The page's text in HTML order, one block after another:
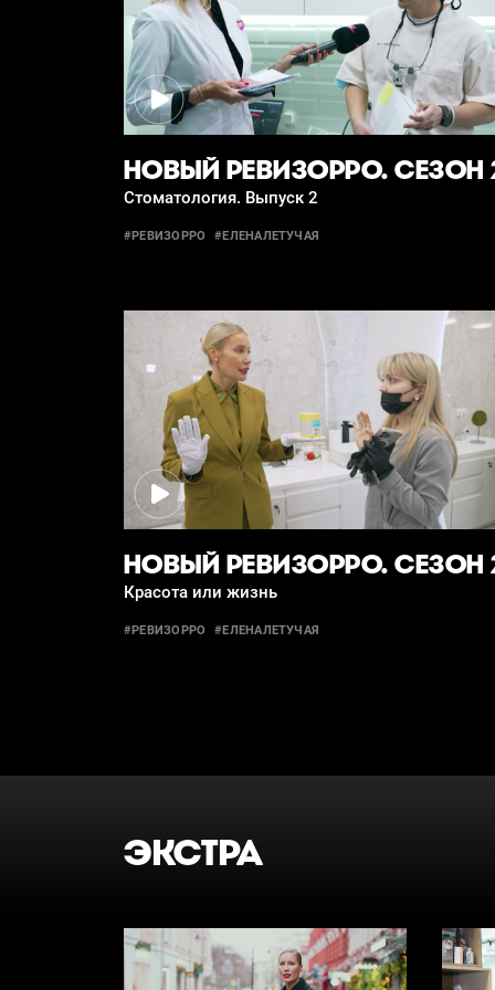
НОВЫЙ РЕВИЗОРРО. СЕЗОН
Стоматология. Выпуск 2
#РЕВИЗОРРО #ЕЛЕНАЛЕТУЧАЯ
НОВЫЙ РЕВИЗОРРО. СЕЗОН
Красота или жизнь
#РЕВИЗОРРО #ЕЛЕНАЛЕТУЧАЯ
ЭКСТРА